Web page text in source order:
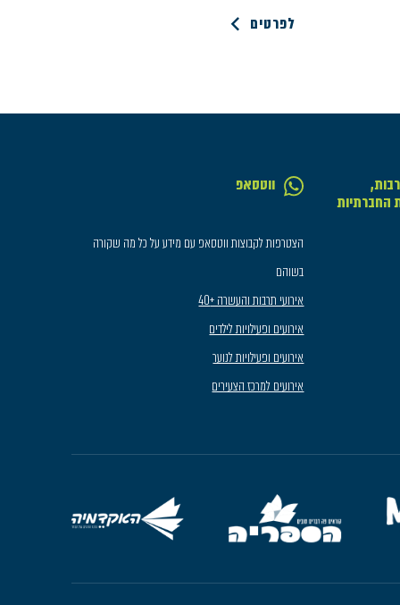
לפרטים
החברתיות
ווטסאפ
הצטרפות לקבוצות ווטסאפ עם מידע על כל מה שקורה
בשוהם
אירועי תרבות והעשרה +40
אירועים ופעילויות לילדים
אירועים ופעילויות לנוער
אירועים למרכז הצעירים